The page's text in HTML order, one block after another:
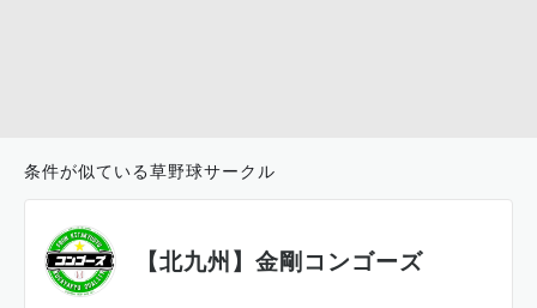
条件が似ている草野球サークル
【北九州】金剛コンゴーズ